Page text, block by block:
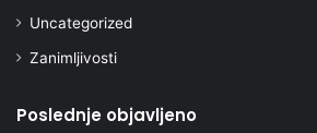
Uncategorized
Zanimljivosti
Poslednje objavljeno